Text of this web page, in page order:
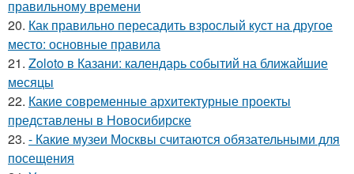
правильному времени
20. Как правильно пересадить взрослый куст на другое
место: основные правила
21. Zoloto в Казани: календарь событий на ближайшие
месяцы
22. Какие современные архитектурные проекты
представлены в Новосибирске
23. - Какие музеи Москвы считаются обязательными для
посещения